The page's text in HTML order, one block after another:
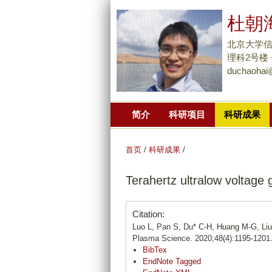
杜朝
北京大学
理科2号楼
简介 科研项目 科研成果
首页 / 科研成果 /
Terahertz ultralow voltage
Citation:
Luo L, Pan S, Du* C-H, Huang M-G,
Plasma Science. 2020;48(4):1195-1201.
BibTex
EndNote Tagged